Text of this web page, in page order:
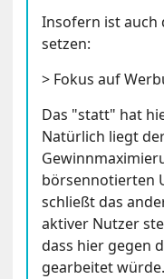
Insofern ist auch
setzen:
> Fokus auf
Das "statt" hat
Natürlich liegt
börsennotierten
schließt das
aktiver Nutzer
dass hier gegen
gearbeitet würde.